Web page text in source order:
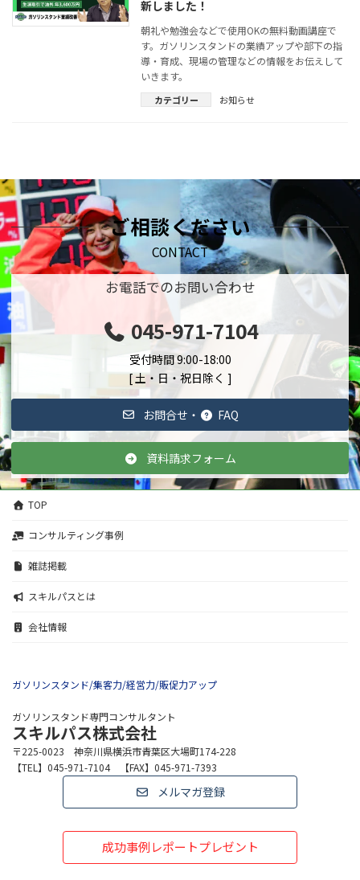
新しました！
朝礼や勉強会などで使用OKの無料動画講座で
す。ガソリンスタンドの業績アップや部下の指
導・育成、現場の管理などの情報をお伝えして
いきます。
カテゴリー お知らせ
ご相談ください
CONTACT
お電話でのお問い合わせ
045-971-7104
受付時間 9:00-18:00
[ 土・日・祝日除く ]
お問合せ・ FAQ
資料請求フォーム
TOP
コンサルティング事例
雑誌掲載
スキルパスとは
会社情報
ガソリンスタンド/集客力/経営力/販促力アップ
ガソリンスタンド専門コンサルタント
スキルパス株式会社
〒225-0023 神奈川県横浜市青葉区大場町174-228
【TEL】045-971-7104 【FAX】045-971-7393
メルマガ登録
成功事例レポートプレゼント